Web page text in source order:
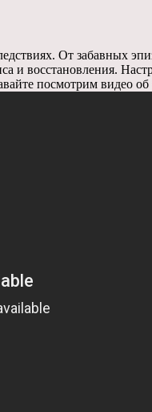
От забавных
и восстановления.
посмотрим видео об